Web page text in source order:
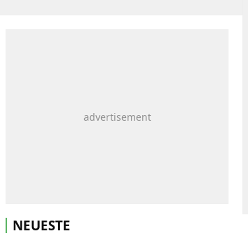
NEUESTE